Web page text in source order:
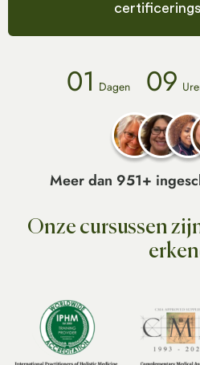
01 Dagen 09
Meer dan 951+
Onze cursussen